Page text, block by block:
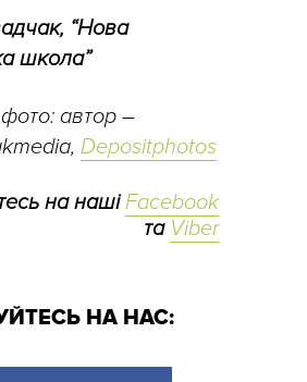
“Нова
школа”
автор –
Depositphotos
на нашіFacebook
та Viber
НА НАС: